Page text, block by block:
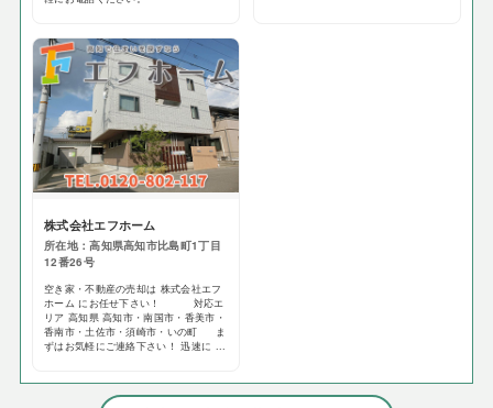
株式会社エフホーム
所在地：高知県高知市比島町1丁目
12番26号
空き家・不動産の売却は 株式会社エフ
ホーム にお任せ下さい！ 対応エ
リア 高知県 高知市・南国市・香美市・
香南市・土佐市・須崎市・いの町 ま
ずはお気軽にご連絡下さい！ 迅速に ...